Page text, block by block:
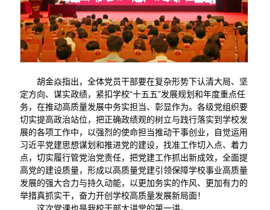
胡金焱指出，全体党员干部要在复杂形势下认清大局、坚
定方向、谋实政绩，紧扣学校“十五五”发展规划和年度重点任
务，在推动高质量发展中务实担当、彰显作为。各级党组织要
切实提高政治站位，把正确政绩观的树立与践行落实到学校发
展的各项工作中，以强烈的使命担当推动干事创业，自觉运用
习近平党建思想谋划和推进党的建设，找准工作切入点、着力
点，切实履行管党治党责任，把党建工作抓出新成效，全面提
高党的建设质量，形成以高质量党建引领保障学校事业高质量
发展的强大合力与持久动能，以更加务实的作风、更加有力的
举措真抓实干，奋力开创学校高质量发展新局面！